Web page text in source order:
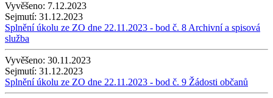
Vyvěšeno: 7.12.2023
Sejmutí: 31.12.2023
Splnění úkolu ze ZO dne 22.11.2023 - bod č. 8 Archivní a spisová
služba
Vyvěšeno: 30.11.2023
Sejmutí: 31.12.2023
Splnění úkolu ze ZO dne 22.11.2023 - bod č. 9 Žádosti občanů